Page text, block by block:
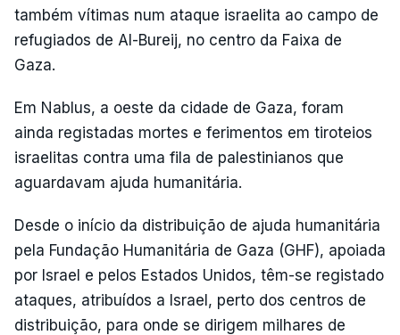
também vítimas num ataque israelita ao campo de
refugiados de Al-Bureij, no centro da Faixa de
Gaza.
Em Nablus, a oeste da cidade de Gaza, foram
ainda registadas mortes e ferimentos em tiroteios
israelitas contra uma fila de palestinianos que
aguardavam ajuda humanitária.
Desde o início da distribuição de ajuda humanitária
pela Fundação Humanitária de Gaza (GHF), apoiada
por Israel e pelos Estados Unidos, têm-se registado
ataques, atribuídos a Israel, perto dos centros de
distribuição, para onde se dirigem milhares de